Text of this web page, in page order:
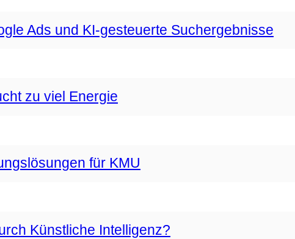
Ads und KI-gesteuerte Suchergebnisse
zu viel Energie
für KMU
Künstliche Intelligenz?